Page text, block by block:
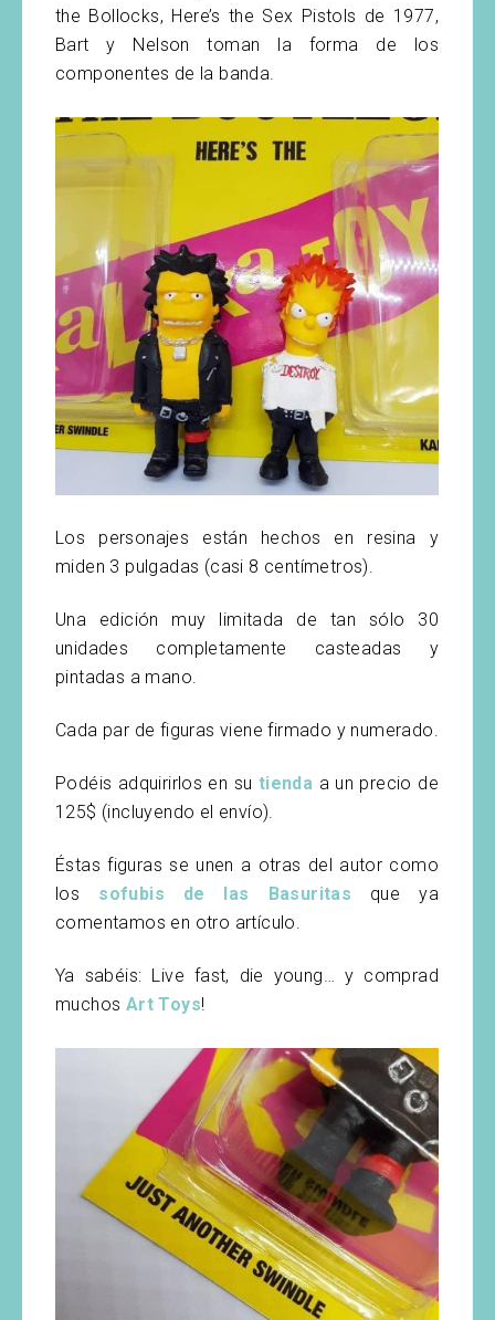
the Bollocks, Here’s the Sex Pistols de 1977,
Bart y Nelson toman la forma de los
componentes de la banda.
Los personajes están hechos en resina y
miden 3 pulgadas (casi 8 centímetros).
Una edición muy limitada de tan sólo 30
unidades completamente casteadas y
pintadas a mano.
Cada par de figuras viene firmado y numerado.
Podéis adquirirlos en su tienda a un precio de
125$ (incluyendo el envío).
Éstas figuras se unen a otras del autor como
los sofubis de las Basuritas que ya
comentamos en otro artículo.
Ya sabéis: Live fast, die young… y comprad
muchos Art Toys!